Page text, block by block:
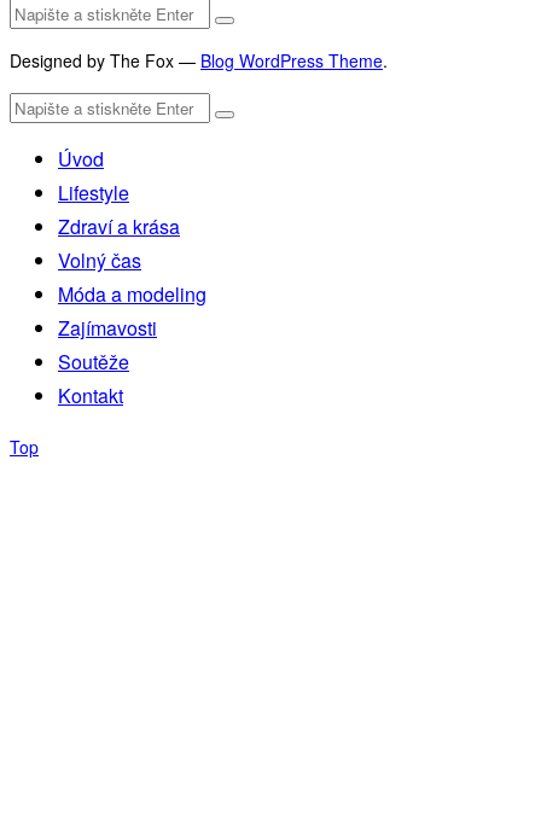
Designed by The Fox — Blog WordPress Theme.
Úvod
Lifestyle
Zdraví a krása
Volný čas
Móda a modeling
Zajímavosti
Soutěže
Kontakt
Top